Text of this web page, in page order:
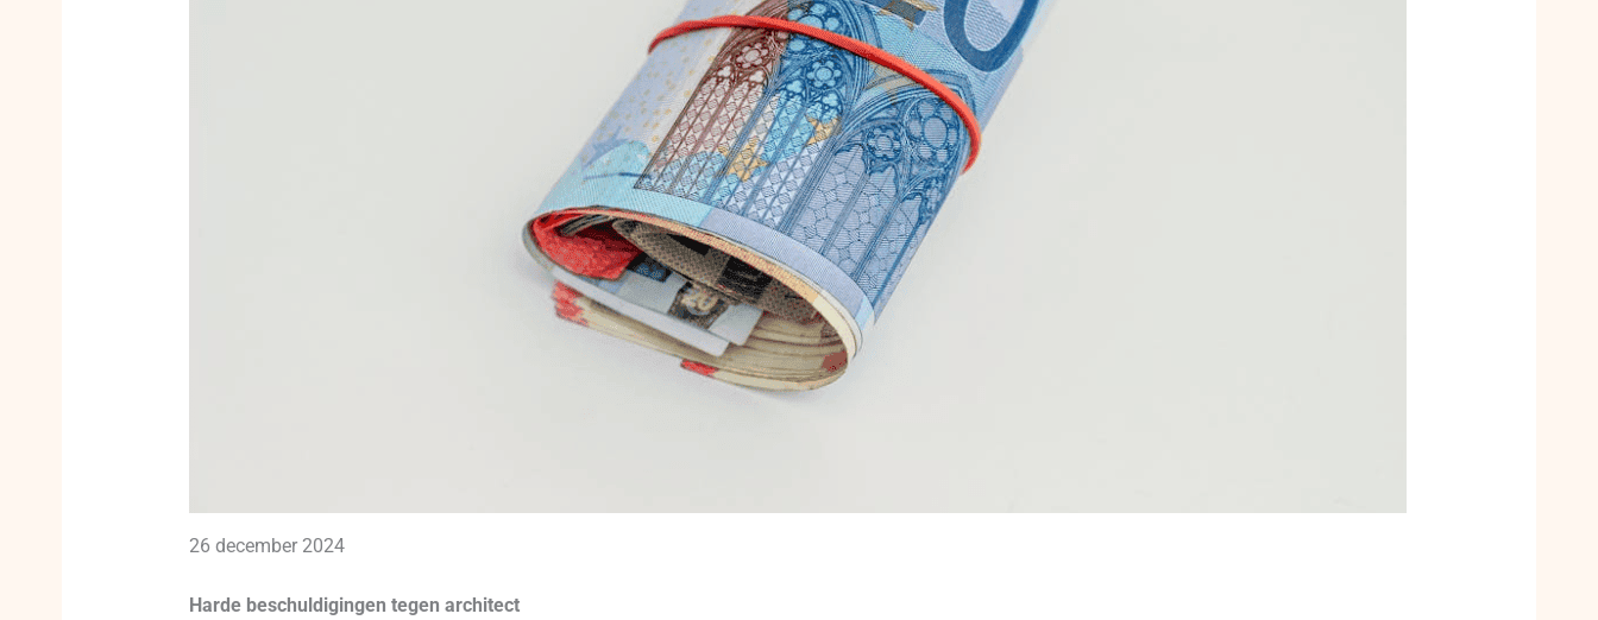
26 december 2024
Harde beschuldigingen tegen architect